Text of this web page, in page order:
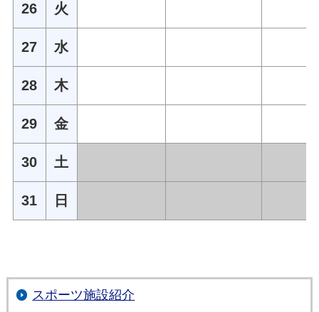
26 火
27 水
28 木
29 金
30 土
31 日
スポーツ施設紹介